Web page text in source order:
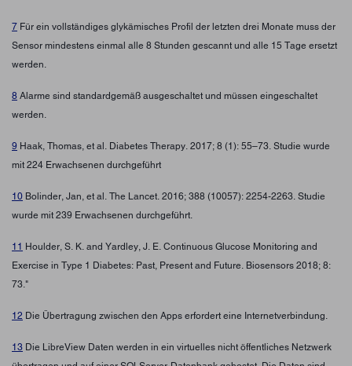
7 Für ein vollständiges glykämisches Profil der letzten drei Monate muss der
Sensor mindestens einmal alle 8 Stunden gescannt und alle 15 Tage ersetzt
werden.
8 Alarme sind standardgemäß ausgeschaltet und müssen eingeschaltet
werden.
9 Haak, Thomas, et al. Diabetes Therapy. 2017; 8 (1): 55–73. Studie wurde
mit 224 Erwachsenen durchgeführt
10 Bolinder, Jan, et al. The Lancet. 2016; 388 (10057): 2254-2263. Studie
wurde mit 239 Erwachsenen durchgeführt.
11 Houlder, S. K. and Yardley, J. E. Continuous Glucose Monitoring and
Exercise in Type 1 Diabetes: Past, Present and Future. Biosensors 2018; 8:
73."
12 Die Übertragung zwischen den Apps erfordert eine Internetverbindung.
13 Die LibreView Daten werden in ein virtuelles nicht öffentliches Netzwerk